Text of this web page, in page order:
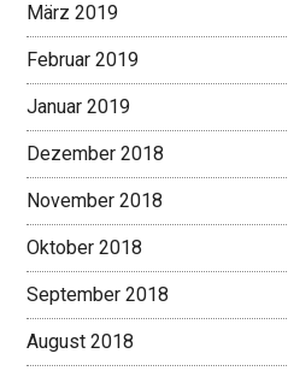
März 2019
Februar 2019
Januar 2019
Dezember 2018
November 2018
Oktober 2018
September 2018
August 2018